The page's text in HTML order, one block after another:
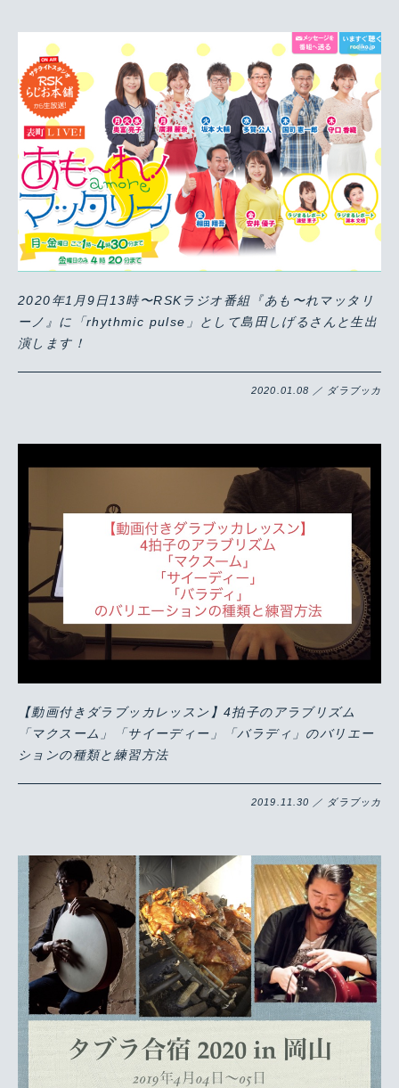
2020年1月9日13時〜RSKラジオ番組『あも〜れマッタリ
ーノ』に「rhythmic pulse」として島田しげるさんと生出
演します！
2020.01.08 ／ ダラブッカ
【動画付きダラブッカレッスン】4拍子のアラブリズム
「マクスーム」「サイーディー」「バラディ」のバリエー
ションの種類と練習方法
2019.11.30 ／ ダラブッカ